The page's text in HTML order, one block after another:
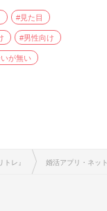
#見た目
#男性向け
が無い
トレ』 婚活アプリ・ネッ